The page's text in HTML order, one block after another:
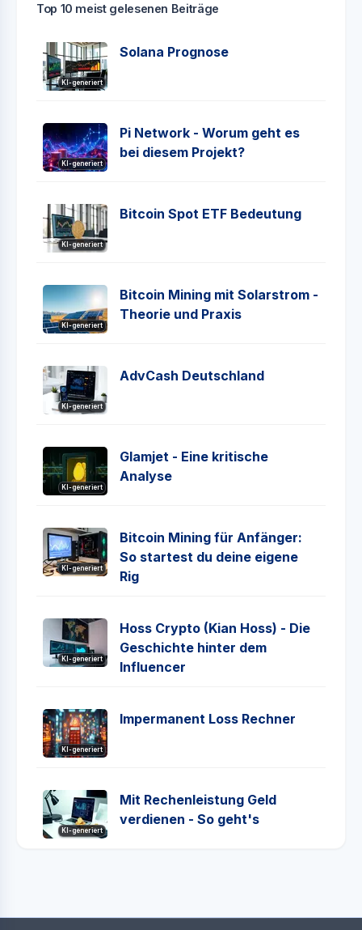
Top 10 meist gelesenen Beiträge
KI-generiert
Solana Prognose
KI-generiert
Pi Network - Worum geht es
bei diesem Projekt?
KI-generiert
Bitcoin Spot ETF Bedeutung
KI-generiert
Bitcoin Mining mit Solarstrom -
Theorie und Praxis
KI-generiert
AdvCash Deutschland
KI-generiert
Glamjet - Eine kritische
Analyse
KI-generiert
Bitcoin Mining für Anfänger:
So startest du deine eigene
Rig
KI-generiert
Hoss Crypto (Kian Hoss) - Die
Geschichte hinter dem
Influencer
KI-generiert
Impermanent Loss Rechner
KI-generiert
Mit Rechenleistung Geld
verdienen - So geht's